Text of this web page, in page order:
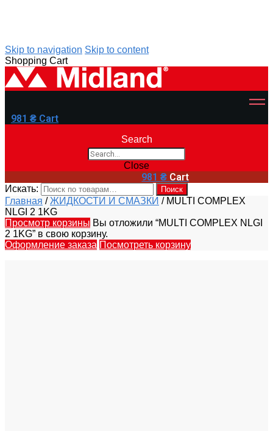
Skip to navigation Skip to content
Shopping Cart
981 ₴ Cart
Search
Close
981₴ Cart
Искать: Поиск
Главная /ЖИДКОСТИ И СМАЗКИ / MULTI COMPLEX
NLGI 2 1KG
Просмотр корзины Вы отложили “MULTI COMPLEX NLGI
2 1KG” в свою корзину.
Оформление заказа Посмотреть корзину